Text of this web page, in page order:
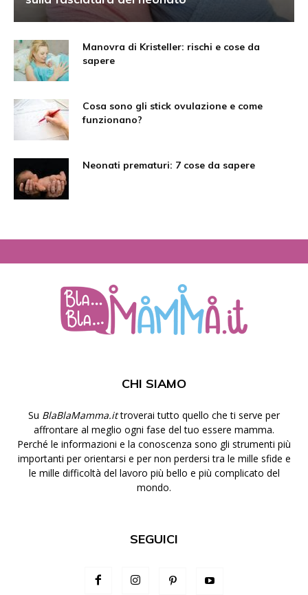
Manovra di Kristeller: rischi e cose da
sapere
Cosa sono gli stick ovulazione e come
funzionano?
Neonati prematuri: 7 cose da sapere
CHI SIAMO
Su BlaBlaMamma.ittroverai tutto quello che ti serve per
affrontare al meglio ogni fase del tuo essere mamma.
Perché le informazioni e la conoscenza sono gli strumenti più
importanti per orientarsi e per non perdersi tra le mille sfide e
le mille difficoltà del lavoro più bello e più complicato del
mondo.
SEGUICI